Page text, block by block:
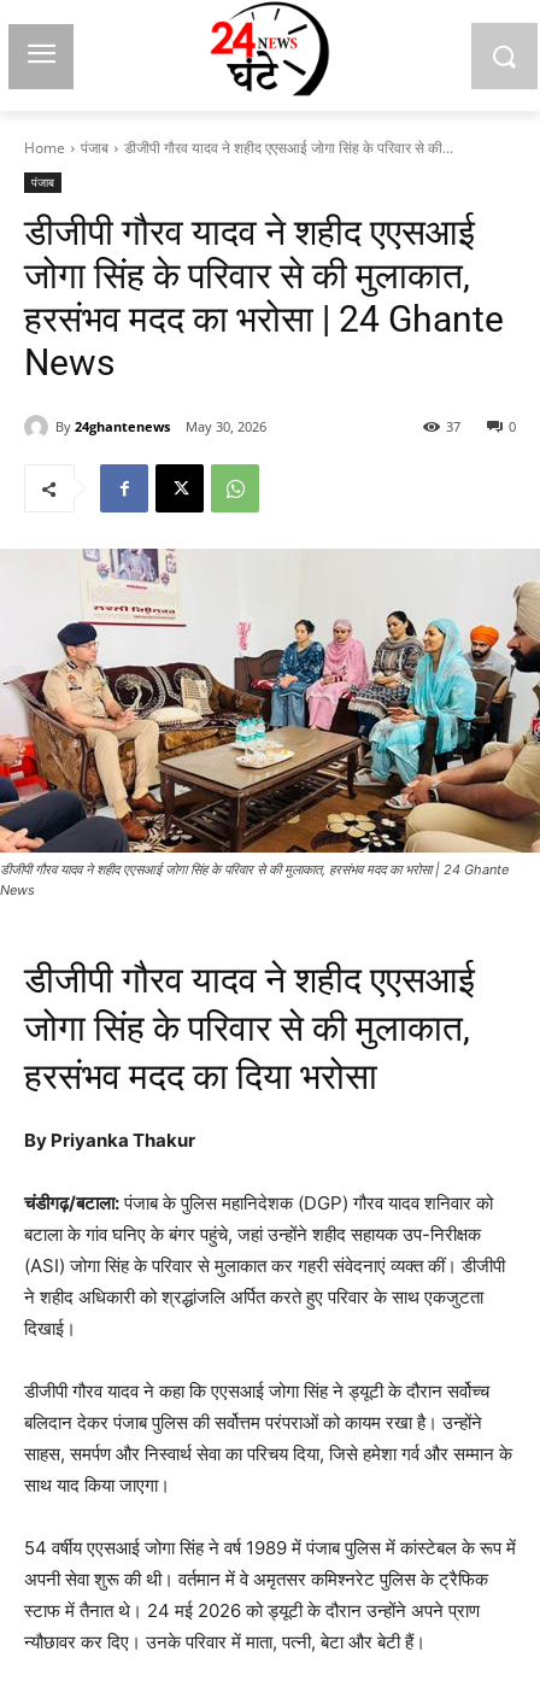
Home पंजाब डीजीपी गौरव यादव ने शहीद एएसआई जोगा सिंह के परिवार से की...
पंजाब
डीजीपी गौरव यादव ने शहीद एएसआई
जोगा सिंह के परिवार से की मुलाकात,
हरसंभव मदद का भरोसा | 24 Ghante
News
By 24ghantenews May 30, 2026 0
37
डीजीपी गौरव यादव ने शहीद एएसआई जोगा सिंह के परिवार से की मुलाकात, हरसंभव मदद का भरोसा | 24 Ghante
News
डीजीपी गौरव यादव ने शहीद एएसआई
जोगा सिंह के परिवार से की मुलाकात,
हरसंभव मदद का दिया भरोसा
By Priyanka Thakur
चंडीगढ़/बटाला:पंजाब के पुलिस महानिदेशक (DGP) गौरव यादव शनिवार को
बटाला के गांव घनिए के बंगर पहुंचे, जहां उन्होंने शहीद सहायक उप-निरीक्षक
(ASI) जोगा सिंह के परिवार से मुलाकात कर गहरी संवेदनाएं व्यक्त कीं। डीजीपी
ने शहीद अधिकारी को श्रद्धांजलि अर्पित करते हुए परिवार के साथ एकजुटता
दिखाई।
डीजीपी गौरव यादव ने कहा कि एएसआई जोगा सिंह ने ड्यूटी के दौरान सर्वोच्च
बलिदान देकर पंजाब पुलिस की सर्वोत्तम परंपराओं को कायम रखा है। उन्होंने
साहस, समर्पण और निस्वार्थ सेवा का परिचय दिया, जिसे हमेशा गर्व और सम्मान के
साथ याद किया जाएगा।
54 वर्षीय एएसआई जोगा सिंह ने वर्ष 1989 में पंजाब पुलिस में कांस्टेबल के रूप में
अपनी सेवा शुरू की थी। वर्तमान में वे अमृतसर कमिश्नरेट पुलिस के ट्रैफिक
स्टाफ में तैनात थे। 24 मई 2026 को ड्यूटी के दौरान उन्होंने अपने प्राण
न्यौछावर कर दिए। उनके परिवार में माता, पत्नी, बेटा और बेटी हैं।